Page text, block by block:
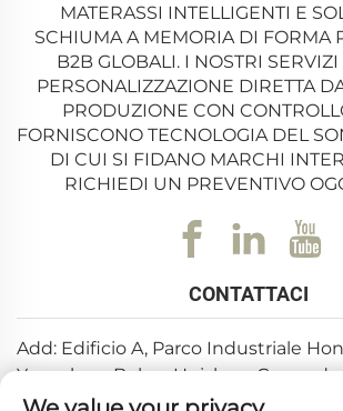
MATERASSI INTELLIGENTI E
SCHIUMA A MEMORIA DI FORMA
B2B GLOBALI. I NOSTRI
PERSONALIZZAZIONE DIRETTA
PRODUZIONE CON
FORNISCONO TECNOLOGIA DEL
DI CUI SI FIDANO MARCHI
RICHIEDI UN PREVENTIVO
CONTATTACI
Add: Edificio A, Parco Industriale
Yuanzhou, Boluo, Huizhou,